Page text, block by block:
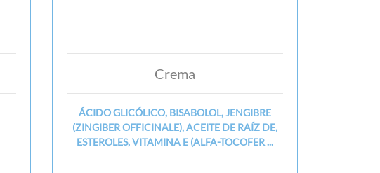
Crema
ÁCIDO GLICÓLICO, BISABOLOL, JENGIBRE
(ZINGIBER OFFICINALE), ACEITE DE RAÍZ DE,
ESTEROLES, VITAMINA E (ALFA-TOCOFER ...